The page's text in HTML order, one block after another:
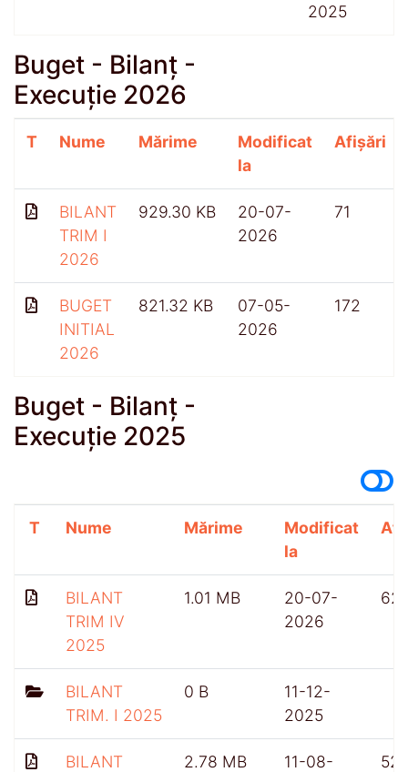
2025
Buget - Bilanț -
Execuție 2026
T Nume Mărime
Modificat
la
Afișări
BILANT
TRIM I
2026
929.30 KB
20-07-
2026
71
BUGET
INITIAL
2026
821.32 KB
07-05-
2026
172
Buget - Bilanț -
Execuție 2025
T Nume Mărime
Modificat
la
BILANT
TRIM IV
2025
1.01 MB
20-07-
2026
62
BILANT
TRIM. I 2025
0 B
11-12-
2025
BILANT
2.78 MB
11-08-